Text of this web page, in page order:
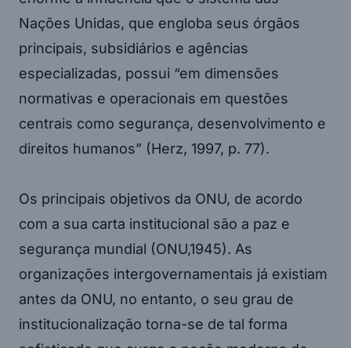
Nações Unidas, que engloba seus órgãos
principais, subsidiários e agências
especializadas, possui “em dimensões
normativas e operacionais em questões
centrais como segurança, desenvolvimento e
direitos humanos” (Herz, 1997, p. 77).
Os principais objetivos da ONU, de acordo
com a sua carta institucional são a paz e
segurança mundial (ONU,1945). As
organizações intergovernamentais já existiam
antes da ONU, no entanto, o seu grau de
institucionalização torna-se de tal forma